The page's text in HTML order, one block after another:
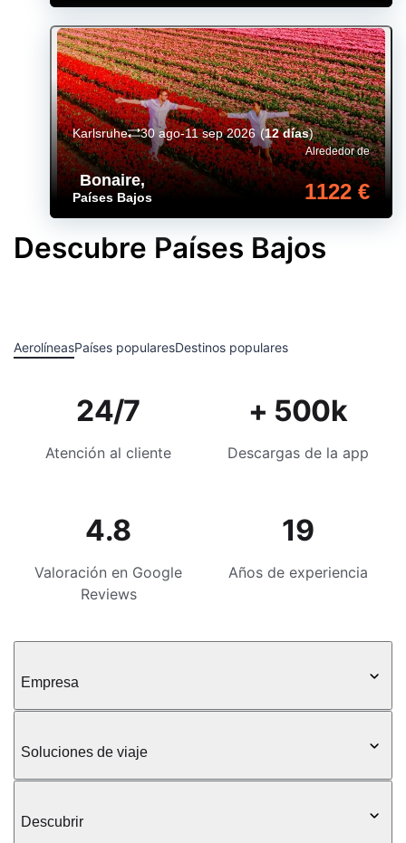
Bonaire,
Países Bajos
Alrededor de
1122 €
Karlsruhe 30 ago-11 sep 2026(12 días)
Descubre Países Bajos
AerolíneasPaíses popularesDestinos populares
24/7
Atención al cliente
+ 500k
Descargas de la app
4.8
Valoración en Google
Reviews
19
Años de experiencia
Empresa
Soluciones de viaje
Descubrir